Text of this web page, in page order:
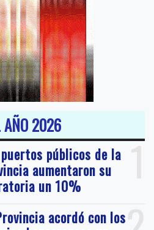
AÑO 2026
1
públicos de la
aumentaron su
un 10%
acordó con los